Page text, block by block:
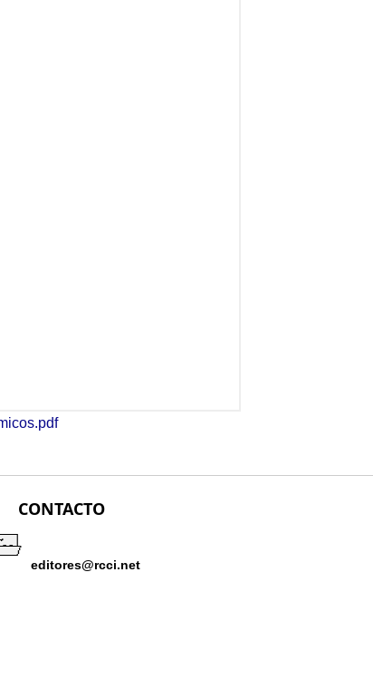
CONTACTO
editores@rcci.net